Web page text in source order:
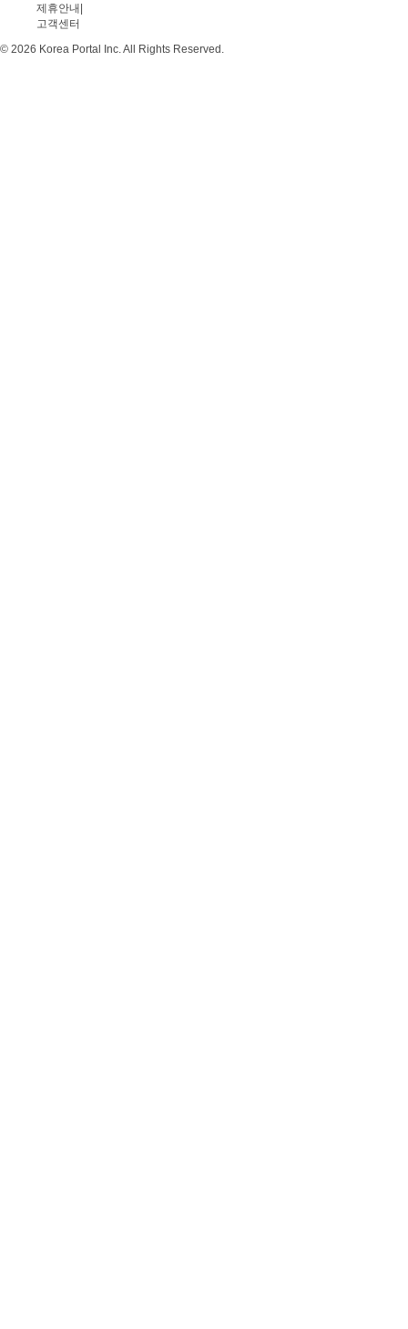
제휴안내
고객센터
© 2026 Korea Portal Inc. All Rights Reserved.